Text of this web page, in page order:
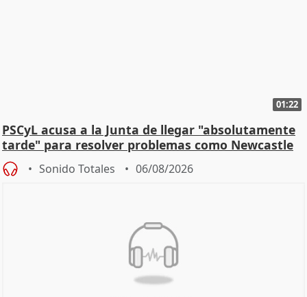
01:22
PSCyL acusa a la Junta de llegar "absolutamente
tarde" para resolver problemas como Newcastle
Sonido Totales 06/08/2026